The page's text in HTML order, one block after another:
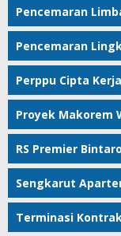
Pencemaran
Pencemaran
Perppu Cipta Kerja
Proyek Makorem
RS Premier Bintaro
Sengkarut
Terminasi